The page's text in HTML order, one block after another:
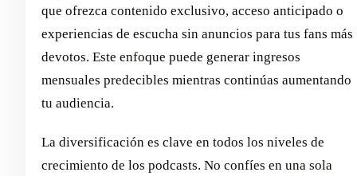
que ofrezca contenido exclusivo, acceso anticipado o
experiencias de escucha sin anuncios para tus fans más
devotos. Este enfoque puede generar ingresos
mensuales predecibles mientras continúas aumentando
tu audiencia.
La diversificación es clave en todos los niveles de
crecimiento de los podcasts. No confíes en una sola